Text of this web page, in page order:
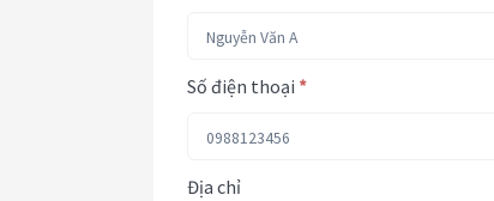
Số điện thoại *
Địa chỉ